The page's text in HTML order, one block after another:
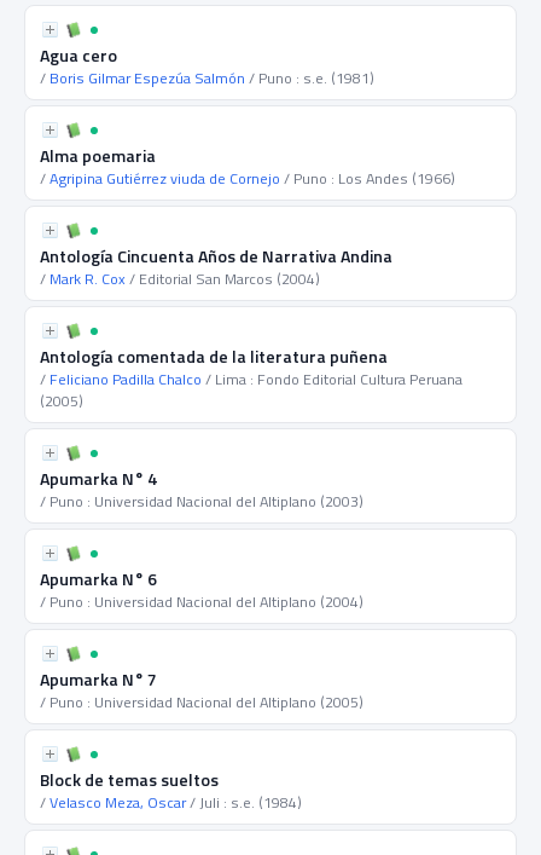
Agua cero
/ Boris Gilmar Espezúa Salmón / Puno : s.e. (1981)
Alma poemaria
/Agripina Gutiérrez viuda de Cornejo / Puno : Los Andes (1966)
Antología Cincuenta Años de Narrativa Andina
/ Mark R. Cox / Editorial San Marcos (2004)
Antología comentada de la literatura puñena
/ Feliciano Padilla Chalco / Lima : Fondo Editorial Cultura Peruana
(2005)
Apumarka N° 4
/ Puno : Universidad Nacional del Altiplano (2003)
Apumarka N° 6
/ Puno : Universidad Nacional del Altiplano (2004)
Apumarka N° 7
/ Puno : Universidad Nacional del Altiplano (2005)
Block de temas sueltos
/Velasco Meza, Oscar/ Juli : s.e. (1984)